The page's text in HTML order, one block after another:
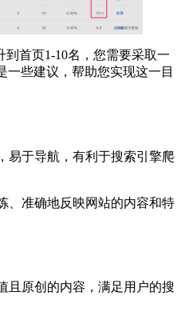
到首页1-10名，您需要采取一
一些建议，帮助您实现这一目
易于导航，有利于搜索引擎爬
、准确地反映网站的内容和特
且原创的内容，满足用户的搜